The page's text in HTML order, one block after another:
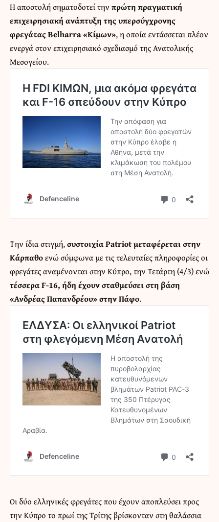
Η αποστολή σηματοδοτεί την πρώτη πραγματική
επιχειρησιακή ανάπτυξη της υπερσύγχρονης
φρεγάτας Belharra «Κίμων», η οποία εντάσσεται πλέον
ενεργά στον επιχειρησιακό σχεδιασμό της Ανατολικής
Μεσογείου.
Την ίδια στιγμή,συστοιχία Patriot μεταφέρεται στην
Κάρπαθοενώ σύμφωνα με τις τελευταίες πληροφορίες οι
φρεγάτες αναμένονται στην Κύπρο, την Τετάρτη (4/3) ενώ
τέσσερα F-16, ήδη έχουν σταθμεύσει στη βάση
«Ανδρέας Παπανδρέου» στην Πάφο.
Οι δύο ελληνικές φρεγάτες που έχουν αποπλεύσει προς
την Κύπρο το πρωί της Τρίτης βρίσκονταν στη θαλάσσια